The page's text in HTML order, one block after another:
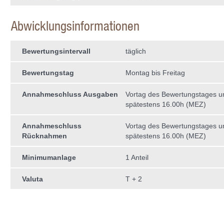
Abwicklungsinformationen
Bewertungsintervall täglich
Bewertungstag Montag bis Freitag
Annahmeschluss Ausgaben
Vortag des Bewertungstages
spätestens 16.00h (MEZ)
Annahmeschluss
Rücknahmen
Vortag des Bewertungstages
spätestens 16.00h (MEZ)
Minimumanlage 1 Anteil
Valuta T + 2